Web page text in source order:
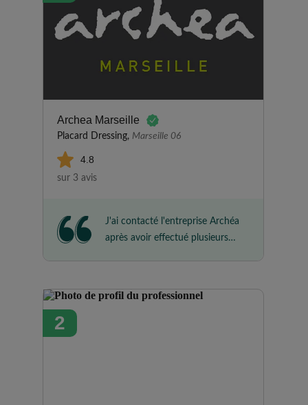
Archea Marseille
Placard Dressing, Marseille 06
4.8
sur 3 avis
J'ai contacté l'entreprise Archéa
après avoir effectué plusieurs
intéressantes. Nous leur avons
2